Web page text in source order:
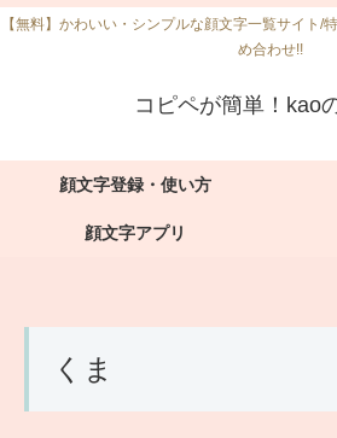
【無料】かわいい・シンプルな顔文字一覧サイト/
め合わせ!!
コピペが簡単！kao
顔文字登録・使い方
顔文字アプリ
くま